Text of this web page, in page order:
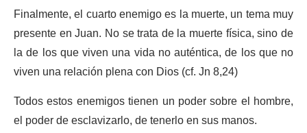
Finalmente, el cuarto enemigo es la muerte, un tema muy
presente en Juan. No se trata de la muerte física, sino de
la de los que viven una vida no auténtica, de los que no
viven una relación plena con Dios (cf. Jn 8,24)
Todos estos enemigos tienen un poder sobre el hombre,
el poder de esclavizarlo, de tenerlo en sus manos.